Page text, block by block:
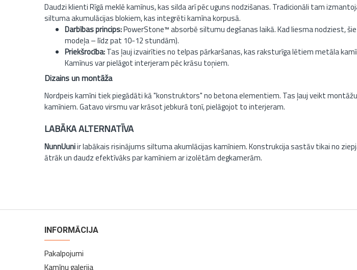
Daudzi klienti Rīgā meklē kamīnus, kas silda arī pēc uguns nodzišanas. Tradicionāli tam
siltuma akumulācijas blokiem, kas integrēti kamīna korpusā.
Darbības princips:PowerStone™ absorbē siltumu degšanas laikā. Kad liesma nodziest,
modeļa – līdz pat 10-12 stundām).
Priekšrocība:Tas ļauj izvairīties no telpas pārkaršanas, kas raksturīga lētiem metāla
Kamīnus var pielāgot interjeram pēc krāsu toņiem.
Dizains un montāža
Nordpeis kamīni tiek piegādāti kā "konstruktors" no betona elementiem. Tas ļauj veikt
kamīniem. Gatavo virsmu var krāsot jebkurā tonī, pielāgojot to interjeram.
LABĀKA ALTERNATĪVA
NunnUuniir labākais risinājums siltuma akumlācijas kamīniem. Konstrukcija sastāv tikai no
ātrāk un daudz efektīvāks par kamīniem ar izolētām degkamerām.
INFORMĀCIJA
Pakalpojumi
Kamīnu galerija